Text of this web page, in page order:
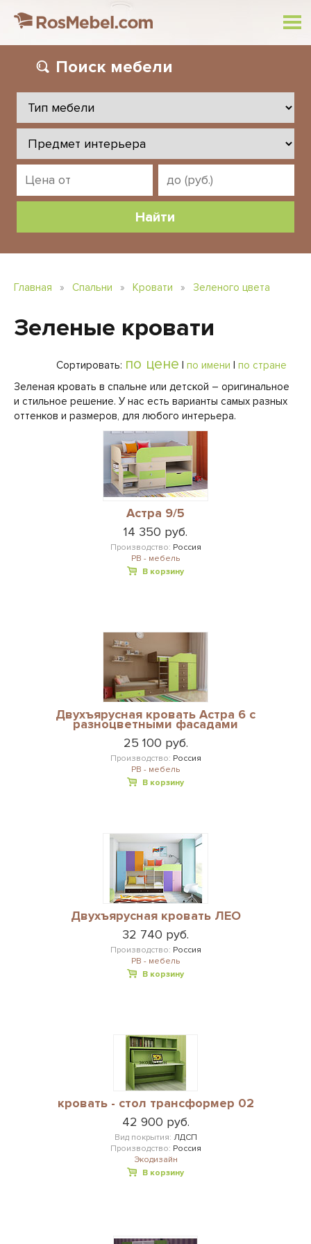
Поиск мебели
Главная » Спальни » Кровати » Зеленого цвета
Зеленые кровати
Сортировать: по цене | по имени | по стране
Зеленая кровать в спальне или детской – оригинальное
и стильное решение. У нас есть варианты самых разных
оттенков и размеров, для любого интерьера.
Астра 9/5
14 350 руб.
Производство: Россия
РВ - мебель
В корзину
Двухъярусная кровать Астра 6 с
разноцветными фасадами
25 100 руб.
Производство: Россия
РВ - мебель
В корзину
Двухъярусная кровать ЛЕО
32 740 руб.
Производство: Россия
РВ - мебель
В корзину
кровать - стол трансформер 02
42 900 руб.
Вид покрытия: ЛДСП
Производство: Россия
Экодизайн
В корзину